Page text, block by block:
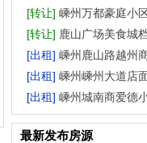
[转让] 嵊州万都豪庭小
[转让] 鹿山广场美食城
[出租] 嵊州鹿山路越州
[出租] 嵊州嵊州大道店
[出租] 嵊州城南商爱德
最新发布房源